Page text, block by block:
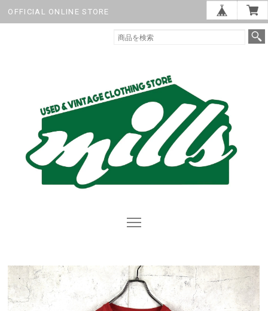
OFFICIAL ONLINE STORE